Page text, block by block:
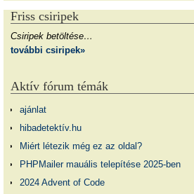
Friss csiripek
Csiripek betöltése…
további csiripek»
Aktív fórum témák
ajánlat
hibadetektív.hu
Miért létezik még ez az oldal?
PHPMailer mauális telepítése 2025-ben
2024 Advent of Code